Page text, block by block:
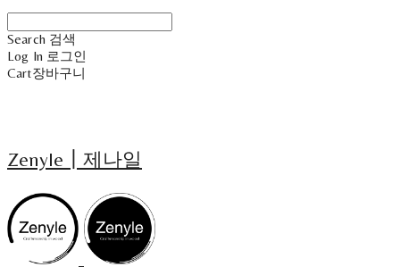
Search 검색
Log In 로그인
Cart장바구니
Zenyle┃제나일